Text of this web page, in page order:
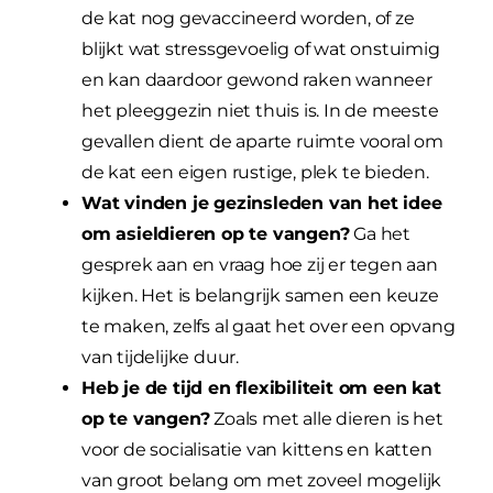
de kat nog gevaccineerd worden, of ze
blijkt wat stressgevoelig of wat onstuimig
en kan daardoor gewond raken wanneer
het pleeggezin niet thuis is. In de meeste
gevallen dient de aparte ruimte vooral om
de kat een eigen rustige, plek te bieden.
Wat vinden je gezinsleden van het idee
om asieldieren op te vangen?Ga het
gesprek aan en vraag hoe zij er tegen aan
kijken. Het is belangrijk samen een keuze
te maken, zelfs al gaat het over een opvang
van tijdelijke duur.
Heb je de tijd en flexibiliteit om een kat
op te vangen?Zoals met alle dieren is het
voor de socialisatie van kittens en katten
van groot belang om met zoveel mogelijk